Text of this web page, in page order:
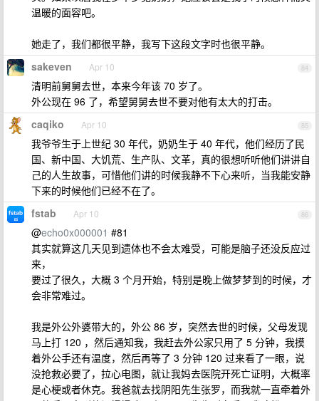
温暖的面容吧。
她走了，我们都很平静，我写下这段文字时也很平静。
84
sakeven Apr 10
清明前舅舅去世，本来今年该 70 岁了。
外公现在 96 了，希望舅舅去世不要对他有太大的打击。
85
caqiko Apr 10
我爷爷生于上世纪 30 年代，奶奶生于 40 年代，他们经历了民
国、新中国、大饥荒、生产队、文革，真的很想听听他们讲讲自
己的人生故事，可惜他们讲的时候我静不下心来听，当我能安静
下来的时候他们已经不在了。
86
fstab Apr 10
@echo0x000001 #81
其实就算这几天见到遗体也不会太难受，可能是脑子还没反应过
来，
要过了很久，大概 3 个月开始，特别是晚上做梦梦到的时候，才
会非常难过。
我是外公外婆带大的，外公 86 岁，突然去世的时候，父母发现
马上打 120 ，然后通知我，我赶去外公家只用了 5 分钟，我摸
着外公手还有温度，然后再等了 3 分钟 120 过来看了一眼，说
没抢救必要了，拉心电图，就让我妈去医院开死亡证明，大概率
是心梗或者休克。我爸就去找阴阳先生张罗，而我就一直牵着外